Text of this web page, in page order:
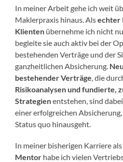
In meiner Arbeit gehe ich weit
Maklerpraxis hinaus. Alsechter
Klienten übernehme ich nicht
begleite sie auch aktiv bei der
bestehenden Verträge und der
ganzheitlichen Absicherung.
bestehender Verträge , die
Risikoanalysen und fundierte,
Strategienentstehen, sind
einer erfolgreichen
Status quo hinausgeht.
In meiner bisherigen Karriere
Mentor habe ich vielen